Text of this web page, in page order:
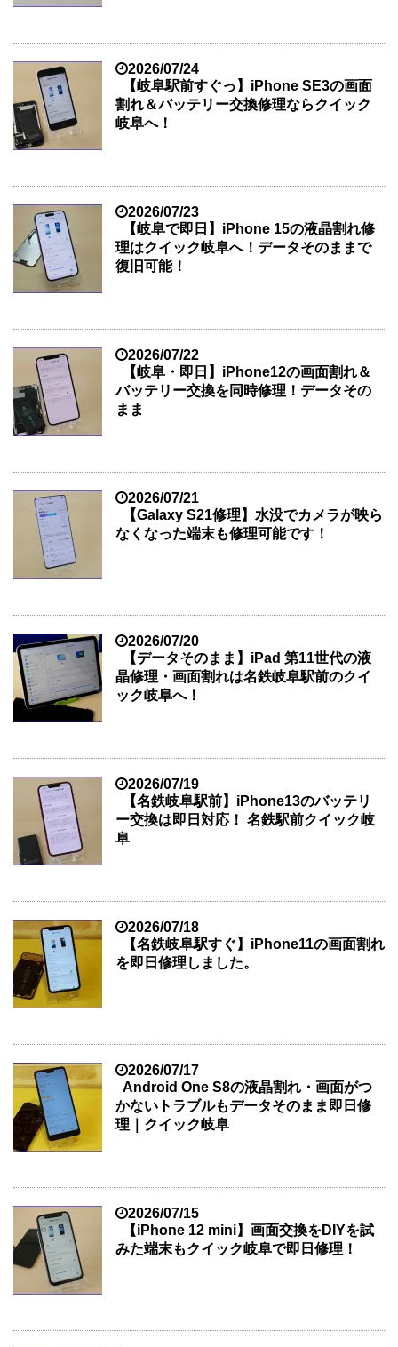
2026/07/24
【岐阜駅前すぐっ】iPhone SE3の画面
割れ＆バッテリー交換修理ならクイック
岐阜へ！
2026/07/23
【岐阜で即日】iPhone 15の液晶割れ修
理はクイック岐阜へ！データそのままで
復旧可能！
2026/07/22
【岐阜・即日】iPhone12の画面割れ＆
バッテリー交換を同時修理！データその
まま
2026/07/21
【Galaxy S21修理】水没でカメラが映ら
なくなった端末も修理可能です！
2026/07/20
【データそのまま】iPad 第11世代の液
晶修理・画面割れは名鉄岐阜駅前のクイ
ック岐阜へ！
2026/07/19
【名鉄岐阜駅前】iPhone13のバッテリ
ー交換は即日対応！ 名鉄駅前クイック岐
阜
2026/07/18
【名鉄岐阜駅すぐ】iPhone11の画面割れ
を即日修理しました。
2026/07/17
Android One S8の液晶割れ・画面がつ
かないトラブルもデータそのまま即日修
理｜クイック岐阜
2026/07/15
【iPhone 12 mini】画面交換をDIYを試
みた端末もクイック岐阜で即日修理！